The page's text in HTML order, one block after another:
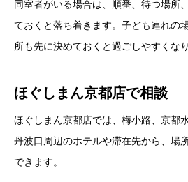
同室者がいる場合は、順番、待つ場所
ておくと落ち着きます。子ども連れの
所も先に決めておくと過ごしやすくなり
ほぐしまん京都店で相談
ほぐしまん京都店では、梅小路、京都
丹波口周辺のホテルや滞在先から、場
できます。